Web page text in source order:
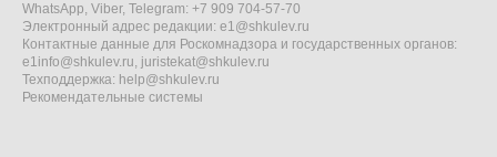
WhatsApp, Viber, Telegram: +7 909 704-57-70
Электронный адрес редакции: e1@shkulev.ru
Контактные данные для Роскомнадзора и государственных органов:
e1info@shkulev.ru, juristekat@shkulev.ru
Техподдержка: help@shkulev.ru
Рекомендательные системы